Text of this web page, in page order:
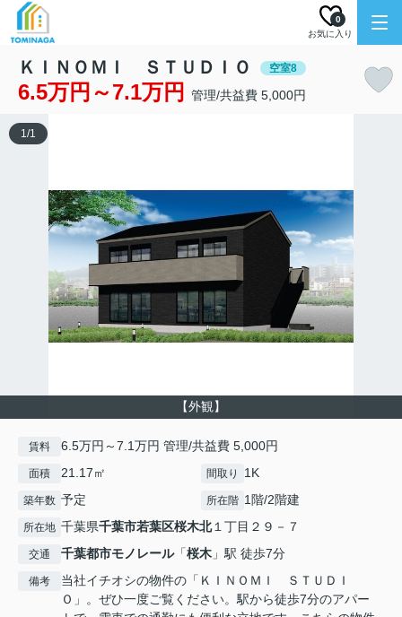
お気に入り
0
ＫＩＮＯＭＩ ＳＴＵＤＩＯ 空室8
6.5万円～7.1万円 管理/共益費 5,000円
【外観】
1/1
賃料 6.5万円～7.1万円 管理/共益費 5,000円
面積 21.17㎡ 間取り 1K
築年数 予定 所在階 1階/2階建
所在地 千葉県千葉市若葉区桜木北１丁目２９－７
交通 千葉都市モノレール「桜木 」駅 徒歩7分
備考
当社イチオシの物件の「ＫＩＮＯＭＩ ＳＴＵＤＩ
Ｏ」。ぜひ一度ご覧ください。駅から徒歩7分のアパー